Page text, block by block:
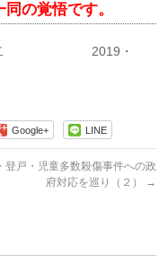
の覚悟です。
永賢二 2019・
Google+ LINE
登戸・児童多数殺傷事件への政
府対応を巡り（２）
→